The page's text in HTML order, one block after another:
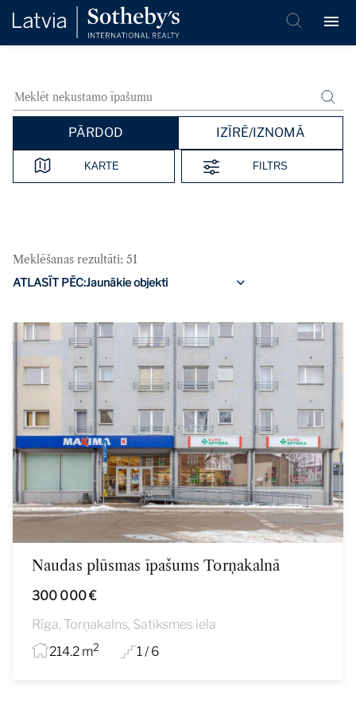
PĀRDOD IZĪRĒ/IZNOMĀ
KARTE FILTRS
ATLASĪT PĒC:
Meklēšanas rezultāti: 51
Naudas plūsmas īpašums Torņakalnā
300 000 €
Rīga, Torņakalns, Satiksmes iela
214.2 m2 1 / 6